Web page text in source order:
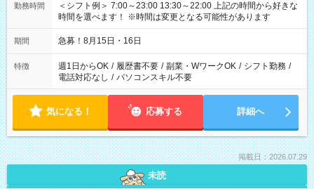
勤務時間
＜シフト例＞ 7:00～23:00 13:30～22:00 上記の時間から好きな
時間を選べます！ ※時間は変更となる可能性があります
期間 急募！8月15日・16日
特徴 週1日からOK / 履歴書不要 / 副業・WワークOK / シフト勤務 /
電話対応なし / パソコンスキル不要
気になる！ 応募する 詳細へ
掲載日：2026.07.29
未読